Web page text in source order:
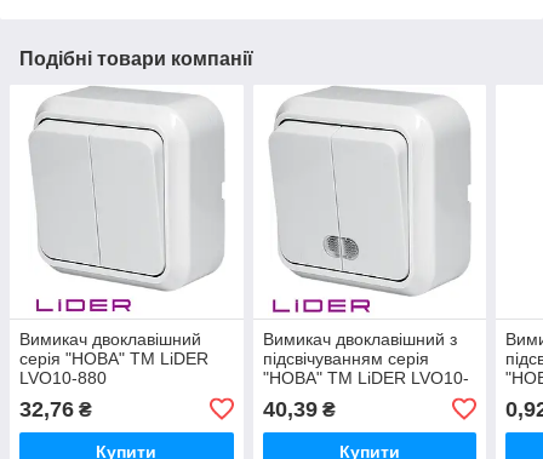
Подібні товари компанії
Вимикач двоклавішний
серія "НОВА" TM LiDER
LVO10-880
32,76 ₴
Купити
Вимикач двоклавішний з
підсвічуванням серія
"НОВА" TM LiDER LVO10-
40,39₴
Купити